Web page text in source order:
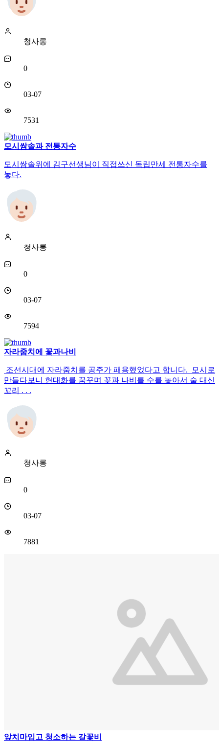
청사롱
0
03-07
7531
모시쌈솔과 전통자수
모시쌈솔위에 김구선생님이 직접쓰신 독립만세 전통자수를
놓다.
청사롱
0
03-07
7594
자라줌치에 꽃과나비
조선시대에 자라줌치를 공주가 패용했었다고 합니다. 모시로
만들다보니 현대화를 꿈꾸며 꽃과 나비를 수를 놓아서 술 대신
꼬리 . . .
청사롱
0
03-07
7881
앞치마입고 청소하는 갈꽃비